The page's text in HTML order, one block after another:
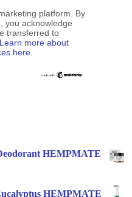
platform. By
you acknowledge
transferred to
Learn more about
here.
HEMPMATE
HEMPMATE